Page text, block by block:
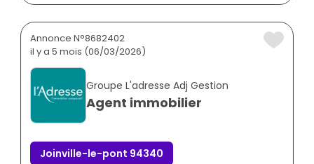
Annonce N°8682402
il y a 5 mois (06/03/2026)
Groupe L'adresse Adj Gestion
Agent immobilier
Joinville-le-pont 94340